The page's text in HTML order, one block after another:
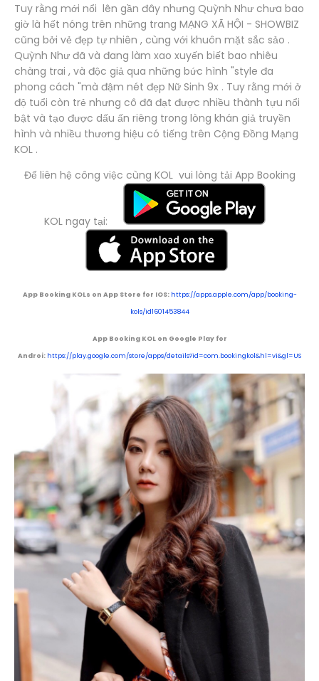
Tuy rằng mới nổi lên gần đây nhưng Quỳnh Như chưa bao
giờ là hết nóng trên những trang MẠNG XÃ HỘI - SHOWBIZ
cũng bởi vẻ đẹp tự nhiên , cùng với khuôn mặt sắc sảo .
Quỳnh Như đã và đang làm xao xuyến biết bao nhiêu
chàng trai , và độc giả qua những bức hình "style đa
phong cách "mà đậm nét đẹp Nữ Sinh 9x . Tuy rằng mới ở
độ tuổi còn trẻ nhưng cô đã đạt được nhiều thành tựu nổi
bật và tạo được dấu ấn riêng trong lòng khán giả truyền
hình và nhiều thương hiệu có tiếng trên Cộng Đồng Mạng
KOL .
Để liên hệ công việc cùng KOL vui lòng tải App Booking
KOL ngay tại:
App Booking KOLs on App Store for IOS: https://apps.apple.com/app/booking-
kols/id1601453844
App Booking KOL on Google Play for
Androi: https://play.google.com/store/apps/details?id=com.bookingkol&hl=vi&gl=US